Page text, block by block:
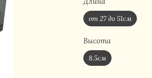
от 27 до 51см
Высота
8.5см